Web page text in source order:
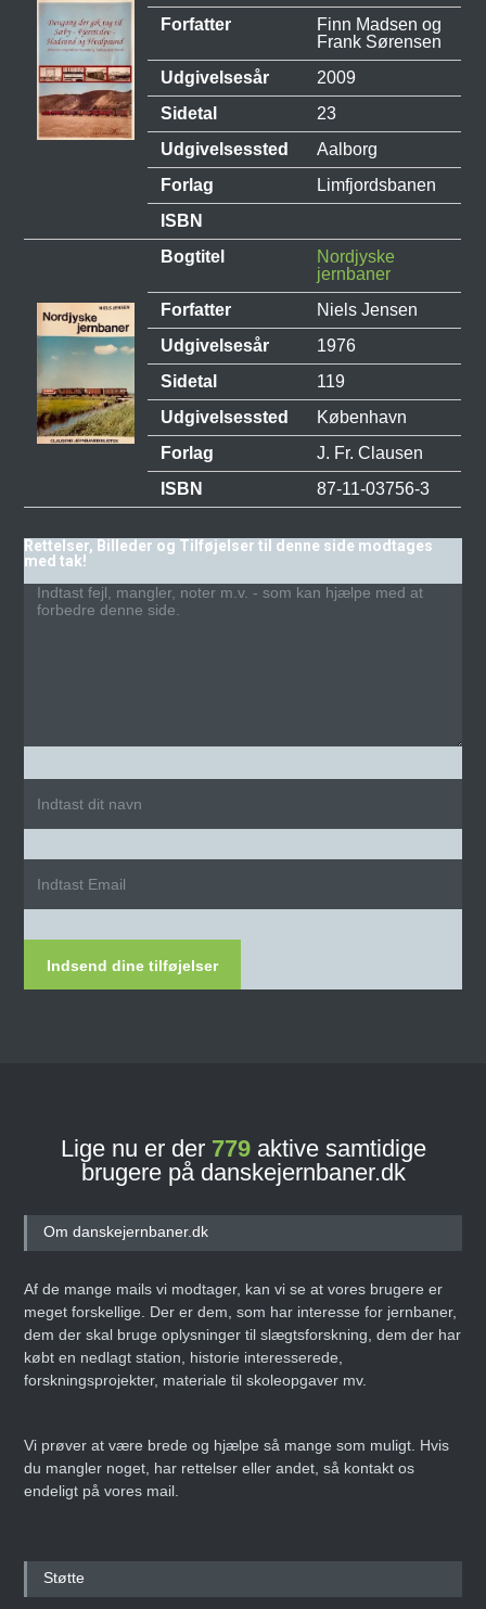
Forfatter
Finn Madsen og
Frank Sørensen
Udgivelsesår
2009
Sidetal
23
Udgivelsessted
Aalborg
Forlag
Limfjordsbanen
ISBN
Bogtitel
Nordjyske
jernbaner
Forfatter
Niels Jensen
Udgivelsesår
1976
Sidetal
119
Udgivelsessted
København
Forlag
J. Fr. Clausen
ISBN
87-11-03756-3
Rettelser, Billeder og Tilføjelser til denne side modtages
med tak!
Indsend dine tilføjelser
Lige nu er der 779aktive samtidige
brugere på danskejernbaner.dk
Om danskejernbaner.dk
Af de mange mails vi modtager, kan vi se at vores brugere er
meget forskellige. Der er dem, som har interesse for jernbaner,
dem der skal bruge oplysninger til slægtsforskning, dem der har
købt en nedlagt station, historie interesserede,
forskningsprojekter, materiale til skoleopgaver mv.
Vi prøver at være brede og hjælpe så mange som muligt. Hvis
du mangler noget, har rettelser eller andet, så kontakt os
endeligt på vores mail.
Støtte